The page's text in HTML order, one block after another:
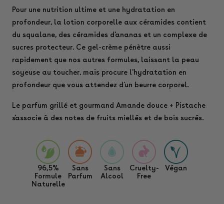
Pour une nutrition ultime et une hydratation en
profondeur, la lotion corporelle aux céramides contient
du squalane, des céramides d'ananas et un complexe de
sucres protecteur. Ce gel-crème pénètre aussi
rapidement que nos autres formules, laissant la peau
soyeuse au toucher, mais procure l'hydratation en
profondeur que vous attendez d'un beurre corporel.
Le parfum grillé et gourmand Amande douce + Pistache
s'associe à des notes de fruits miellés et de bois sucrés.
96,5%
Formule
Naturelle
Sans
Parfum
Sans
Alcool
Cruelty-
Free
Végan